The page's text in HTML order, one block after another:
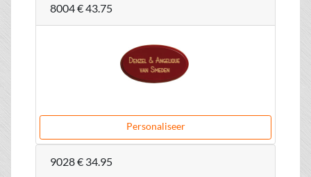
8004€ 43.75
Personaliseer
9028€ 34.95